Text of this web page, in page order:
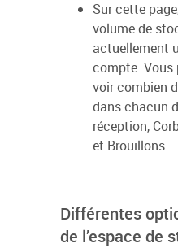
Sur cette
volume de
actuellement
compte. Vous
voir combien
dans chacun
réception,
et Brouillons.
Différentes
de l’espace de